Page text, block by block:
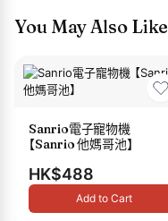
You May Also Like
Sanrio電子寵物機
【Sanrio 他媽哥池】
HK$488
Add to Cart